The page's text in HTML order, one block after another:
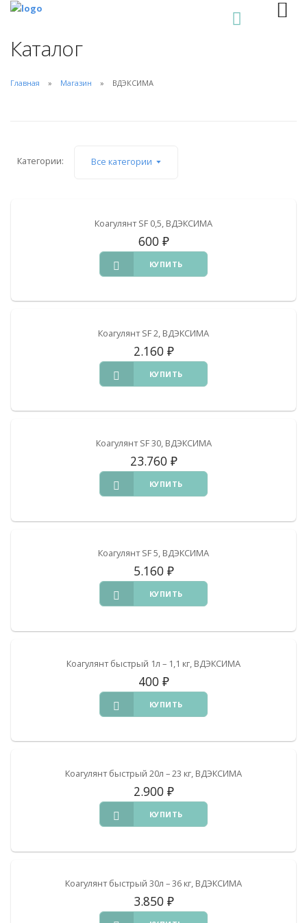
Каталог
Главная Магазин ВДЭКСИМА
Категории: Все категории
Коагулянт SF 0,5, ВДЭКСИМА
600 ₽
КУПИТЬ
Коагулянт SF 2, ВДЭКСИМА
2.160 ₽
КУПИТЬ
Коагулянт SF 30, ВДЭКСИМА
23.760 ₽
КУПИТЬ
Коагулянт SF 5, ВДЭКСИМА
5.160 ₽
КУПИТЬ
Коагулянт быстрый 1л – 1,1 кг, ВДЭКСИМА
400 ₽
КУПИТЬ
Коагулянт быстрый 20л – 23 кг, ВДЭКСИМА
2.900 ₽
КУПИТЬ
Коагулянт быстрый 30л – 36 кг, ВДЭКСИМА
3.850 ₽